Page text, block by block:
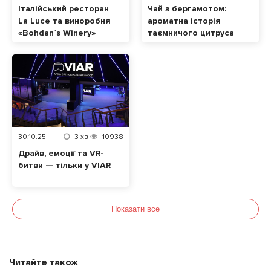
Італійський ресторан
La Luce та виноробня
«Bohdan`s Winery»
авторське Піно
Гріджіо
Чай з бергамотом:
ароматна історія
таємничого цитруса
30.10.25 3 хв 10938
Драйв, емоції та VR-
битви — тільки у VIAR
Показати все
Читайте також